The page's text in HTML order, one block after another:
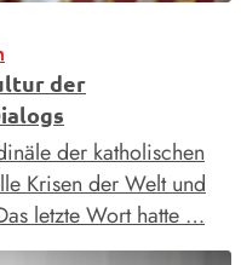
der
der katholischen
Krisen der Welt und
letzte Wort hatte …